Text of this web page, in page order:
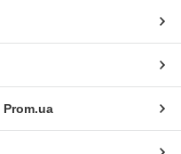
Prom.ua